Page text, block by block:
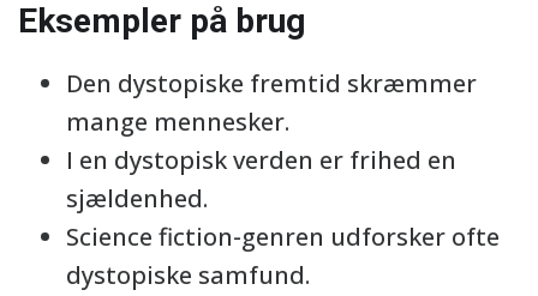
Eksempler på brug
Den dystopiske fremtid skræmmer
mange mennesker.
I en dystopisk verden er frihed en
sjældenhed.
Science fiction-genren udforsker ofte
dystopiske samfund.